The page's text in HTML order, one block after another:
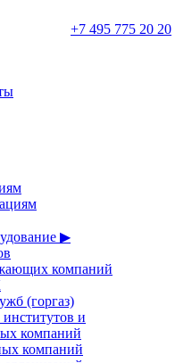
+7 495 775 20 20
▶
компаний
(горгаз)
и
компаний
компаний